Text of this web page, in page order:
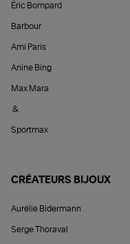
Éric Bompard
Barbour
Ami Paris
Anine Bing
Max Mara
&
Sportmax
CRÉATEURS BIJOUX
Aurélie Bidermann
Serge Thoraval